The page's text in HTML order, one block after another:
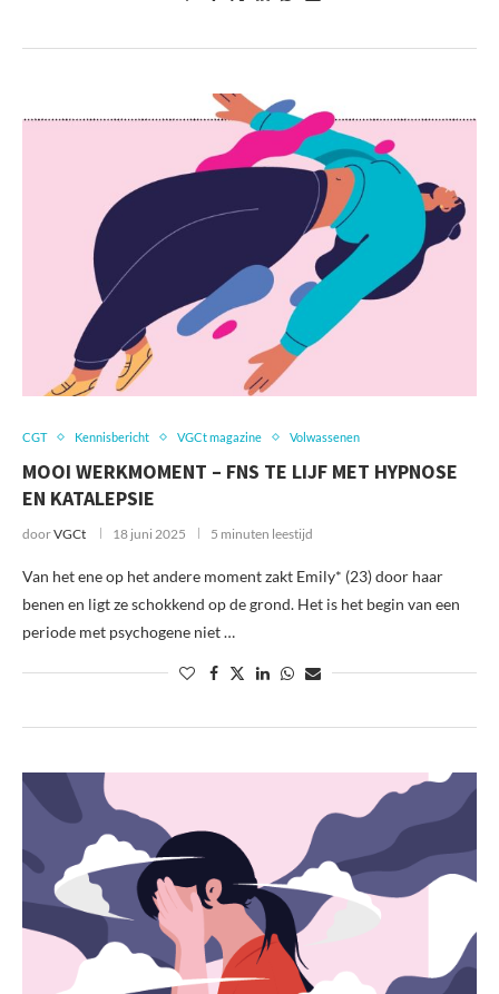
CGT Kennisbericht VGCt magazine Volwassenen
MOOI WERKMOMENT – FNS TE LIJF MET HYPNOSE
EN KATALEPSIE
doorVGCt 18 juni 2025 5 minuten leestijd
Van het ene op het andere moment zakt Emily* (23) door haar
benen en ligt ze schokkend op de grond. Het is het begin van een
periode met psychogene niet …